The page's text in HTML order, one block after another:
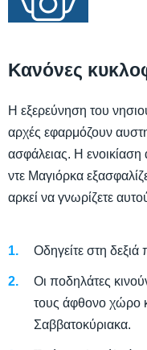
Κανόνες
Η εξερεύνηση του
αρχές εφαρμόζουν
ασφάλειας. Η
ντε Μαγιόρκα
αρκεί να γνωρίζετε
Οδηγείτε στη
Οι ποδηλάτες
τους άφθονο χώρο
Σαββατοκύριακα.